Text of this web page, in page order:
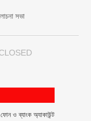
সভা
ও ব্যাংক অ্যাকাউন্ট